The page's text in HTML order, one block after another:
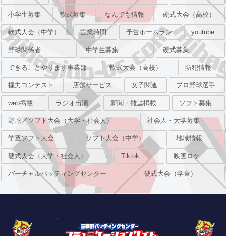
小学生募集 軟式募集 なんでも情報 硬式大会（高校）
軟式大会（中学） 営業時間 予告ホームラン youtube
野球関係者 中学生募集 硬式募集
できることやります事業部 軟式大会（高校） 防犯情報
握力コンテスト 店舗サービス 女子関連 プロ野球選手
web掲載 ラジオ出演 新聞・雑誌掲載 ソフト募集
野球／ソフト大会（大学・社会人） 社会人・大学募集
学童ソフト大会 ソフト大会（中学） 地域情報
硬式大会（大学・社会人） Tiktok 映画ロケ
バーチャルバッティングセンター 硬式大会（学童）